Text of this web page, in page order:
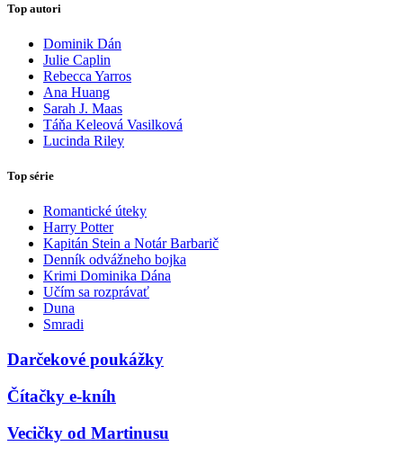
Top autori
Dominik Dán
Julie Caplin
Rebecca Yarros
Ana Huang
Sarah J. Maas
Táňa Keleová Vasilková
Lucinda Riley
Top série
Romantické úteky
Harry Potter
Kapitán Stein a Notár Barbarič
Denník odvážneho bojka
Krimi Dominika Dána
Učím sa rozprávať
Duna
Smradi
Darčekové poukážky
Čítačky e-kníh
Vecičky od Martinusu